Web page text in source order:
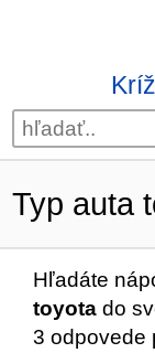
Typ auta
Hľadáte
toyota do
3 odpovede